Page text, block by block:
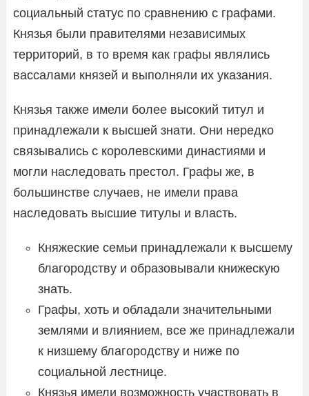
социальный статус по сравнению с графами.
Князья были правителями независимых
территорий, в то время как графы являлись
вассалами князей и выполняли их указания.
Князья также имели более высокий титул и
принадлежали к высшей знати. Они нередко
связывались с королевскими династиями и
могли наследовать престол. Графы же, в
большинстве случаев, не имели права
наследовать высшие титулы и власть.
Княжеские семьи принадлежали к высшему
благородству и образовывали книжескую
знать.
Графы, хоть и обладали значительными
землями и влиянием, все же принадлежали
к низшему благородству и ниже по
социальной лестнице.
Князья имели возможность участвовать в